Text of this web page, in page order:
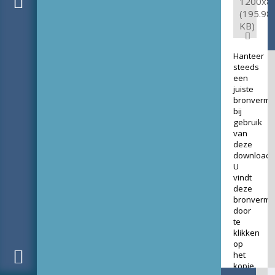
(195.98
KB)
Hanteer
steeds
een
juiste
bij
gebruik
van
deze
download.
U
vindt
deze
door
te
klikken
op
het
kopje